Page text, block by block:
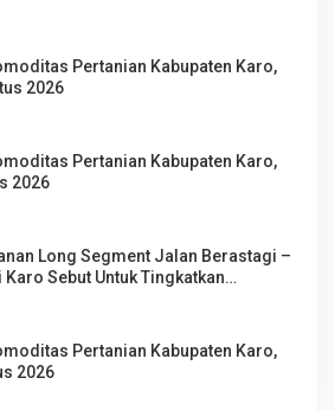
Pertanian Kabupaten Karo,
2026
Pertanian Kabupaten Karo,
2026
Long Segment Jalan Berastagi –
Sebut Untuk Tingkatkan
Pertanian dan Perekonomian
Pertanian Kabupaten Karo,
2026